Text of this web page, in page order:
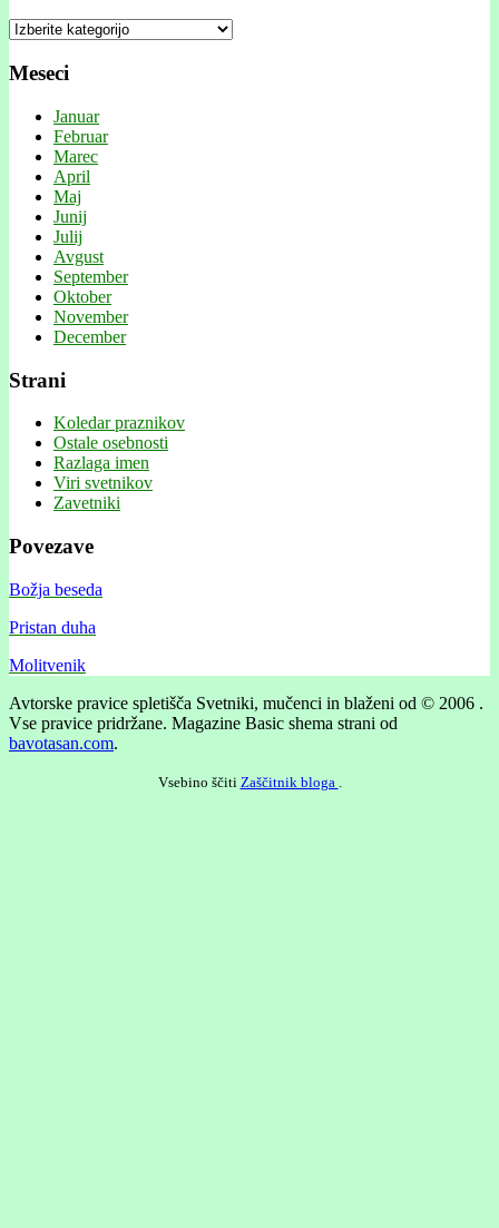
Kategorije
Meseci
Januar
Februar
Marec
April
Maj
Junij
Julij
Avgust
September
Oktober
November
December
Strani
Koledar praznikov
Ostale osebnosti
Razlaga imen
Viri svetnikov
Zavetniki
Povezave
Božja beseda
Pristan duha
Molitvenik
Avtorske pravice spletišča Svetniki, mučenci in blaženi od © 2006 .
Vse pravice pridržane. Magazine Basic shema strani od
bavotasan.com.
Vsebino ščiti Zaščitnik bloga